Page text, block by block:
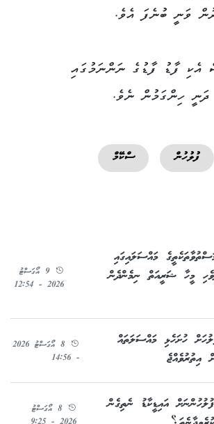
ވަނީ ބުނެފަ އެވެ.
އެކި ފާޑު ފާޑުގެ ނަންނަމުގައި
ހިންގަމުން ނެވެ.
ފުލުހުން ސްކޭމް
މަސްތުވާތަކެތީގެ މައްސަލައިގައި
މީހާ ޝަރީއަތް ނިމެންދެން
9 އޯގަސްޓު
2026 - 12:54
ހުށަހެޅި މައްސަލަތައް
އިތުރުވެއްޖެ
8 އޯގަސްޓު 2026
- 14:56
އައިޑީކާޑު ނެތިގެން
8 އޯގަސްޓު